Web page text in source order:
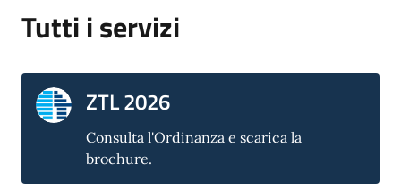
Tutti i servizi
ZTL 2026
Consulta l'Ordinanza e scarica la
brochure.